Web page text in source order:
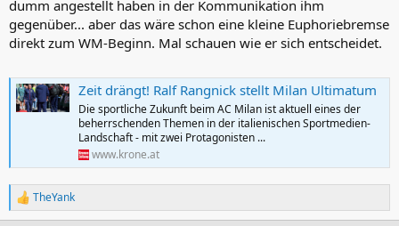
dumm angestellt haben in der Kommunikation ihm
gegenüber... aber das wäre schon eine kleine Euphoriebremse
direkt zum WM-Beginn. Mal schauen wie er sich entscheidet.
Zeit drängt! Ralf Rangnick stellt Milan Ultimatum
Die sportliche Zukunft beim AC Milan ist aktuell eines der
beherrschenden Themen in der italienischen Sportmedien-
Landschaft - mit zwei Protagonisten ...
www.krone.at
R
e
TheYank